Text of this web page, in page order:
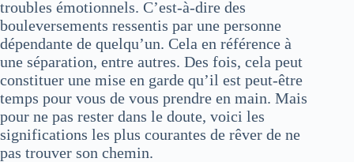
troubles émotionnels. C’est-à-dire des
bouleversements ressentis par une personne
dépendante de quelqu’un. Cela en référence à
une séparation, entre autres. Des fois, cela peut
constituer une mise en garde qu’il est peut-être
temps pour vous de vous prendre en main. Mais
pour ne pas rester dans le doute, voici les
significations les plus courantes de rêver de ne
pas trouver son chemin.